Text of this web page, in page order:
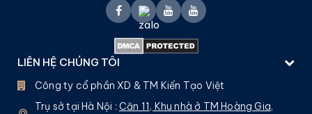
LIÊN HỆ CHÚNG TÔI
Công ty cổ phần XD & TM Kiến Tạo Việt
Trụ sở tại Hà Nội : Căn 11, Khu nhà ở TM Hoàng Gia,